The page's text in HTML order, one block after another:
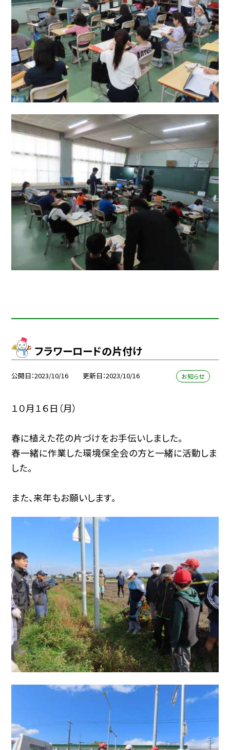
フラワーロードの片付け
公開日 2023/10/16 更新日 2023/10/16 お知らせ
１０月１６日（月）
春に植えた花の片づけをお手伝いしました。
春一緒に作業した環境保全会の方と一緒に活動しま
した。
また、来年もお願いします。